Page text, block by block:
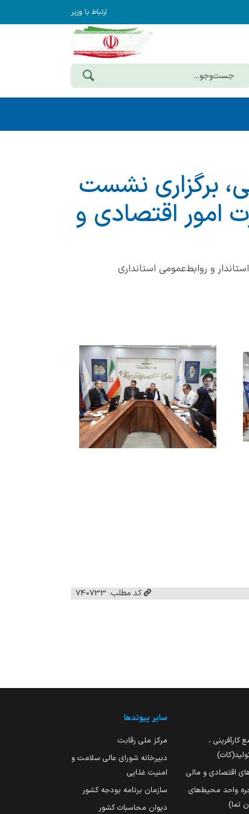
ارتباط با وزیر
برگزاری نشست
امور اقتصادی و
و روابط‌عمومی استانداری
کد مطلب: 740733
کارآفرینی ،
اقتصادی و مالی
واحد محیط‌های
تما)
سایر پیوندها
مرکز ملی رقابت
دبیرخانه شورای عالی سلامت و
امنیت غذایی
سازمان برنامه بودجه کشور
دیوان محاسبات کشور